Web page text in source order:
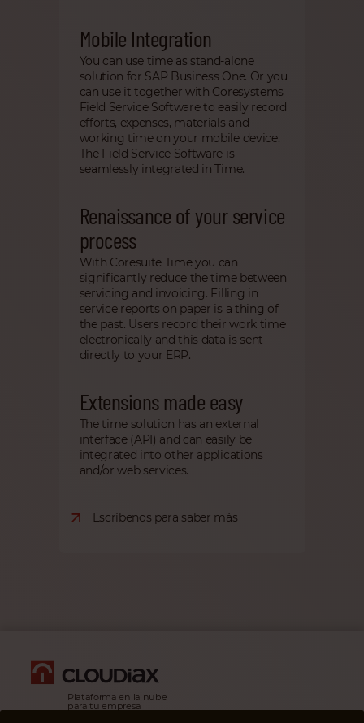
Mobile Integration
You can use time as stand-alone
solution for SAP Business One. Or you
can use it together with Coresystems
Field Service Software to easily record
efforts, expenses, materials and
working time on your mobile device.
The Field Service Software is
seamlessly integrated in Time.
Renaissance of your service
process
With Coresuite Time you can
significantly reduce the time between
servicing and invoicing. Filling in
service reports on paper is a thing of
the past. Users record their work time
electronically and this data is sent
directly to your ERP.
Extensions made easy
The time solution has an external
interface (API) and can easily be
integrated into other applications
and/or web services.
Escríbenos para saber más
Plataforma en la nube
para tu empresa